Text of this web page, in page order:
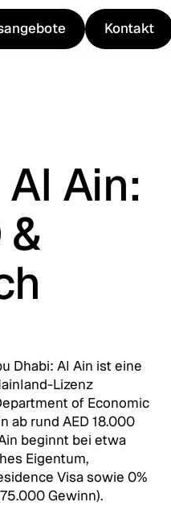
Kontakt
Kontakt
Ain:
&
Dhabi: Al Ain ist eine
Lizenz
of Economic
ab rund AED 18.000
beginnt bei etwa
Eigentum,
Visa sowie 0%
Gewinn).